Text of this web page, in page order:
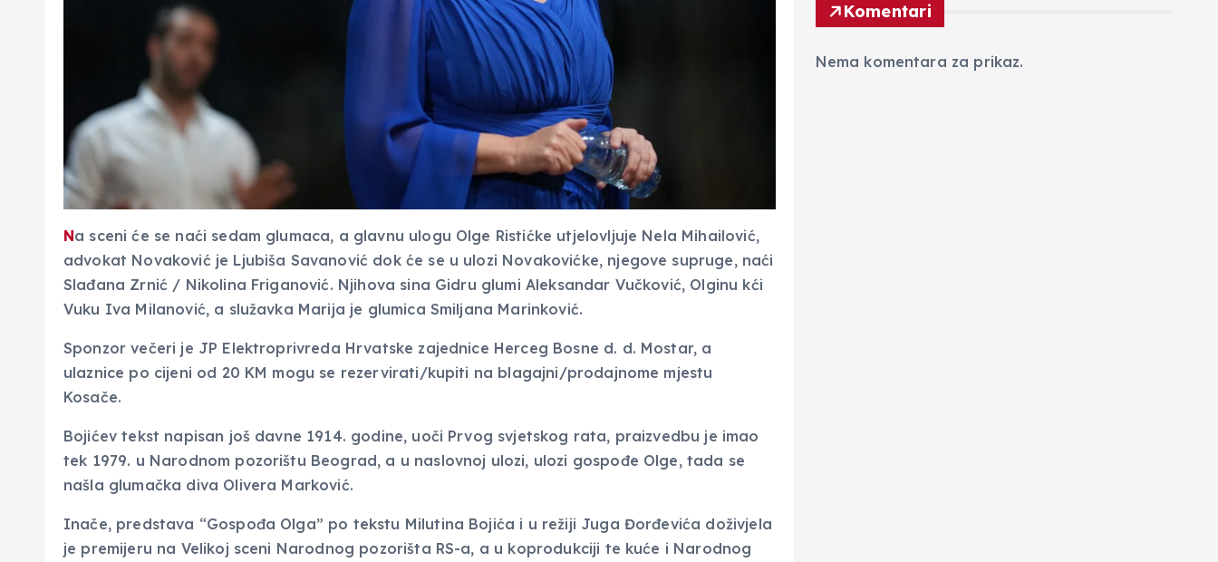
Na sceni će se naći sedam glumaca, a glavnu ulogu Olge Ristićke utjelovljuje Nela Mihailović,
advokat Novaković je Ljubiša Savanović dok će se u ulozi Novakovićke, njegove supruge, naći
Slađana Zrnić / Nikolina Friganović. Njihova sina Gidru glumi Aleksandar Vučković, Olginu kći
Vuku Iva Milanović, a služavka Marija je glumica Smiljana Marinković.
Sponzor večeri je JP Elektroprivreda Hrvatske zajednice Herceg Bosne d. d. Mostar, a
ulaznice po cijeni od 20 KM mogu se rezervirati/kupiti na blagajni/prodajnome mjestu
Kosače.
Bojićev tekst napisan još davne 1914. godine, uoči Prvog svjetskog rata, praizvedbu je imao
tek 1979. u Narodnom pozorištu Beograd, a u naslovnoj ulozi, ulozi gospođe Olge, tada se
našla glumačka diva Olivera Marković.
Inače, predstava “Gospođa Olga” po tekstu Milutina Bojića i u režiji Juga Đorđevića doživjela
je premijeru na Velikoj sceni Narodnog pozorišta RS-a, a u koprodukciji te kuće i Narodnog
Komentari
Nema komentara za prikaz.